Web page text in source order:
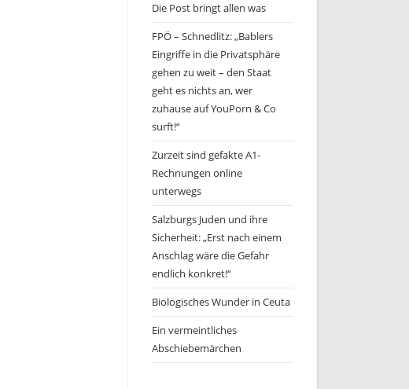
Die Post bringt allen was
FPÖ – Schnedlitz: „Bablers
Eingriffe in die Privatsphäre
gehen zu weit – den Staat
geht es nichts an, wer
zuhause auf YouPorn & Co
surft!“
Zurzeit sind gefakte A1-
Rechnungen online
unterwegs
Salzburgs Juden und ihre
Sicherheit: „Erst nach einem
Anschlag wäre die Gefahr
endlich konkret!“
Biologisches Wunder in Ceuta
Ein vermeintliches
Abschiebemärchen